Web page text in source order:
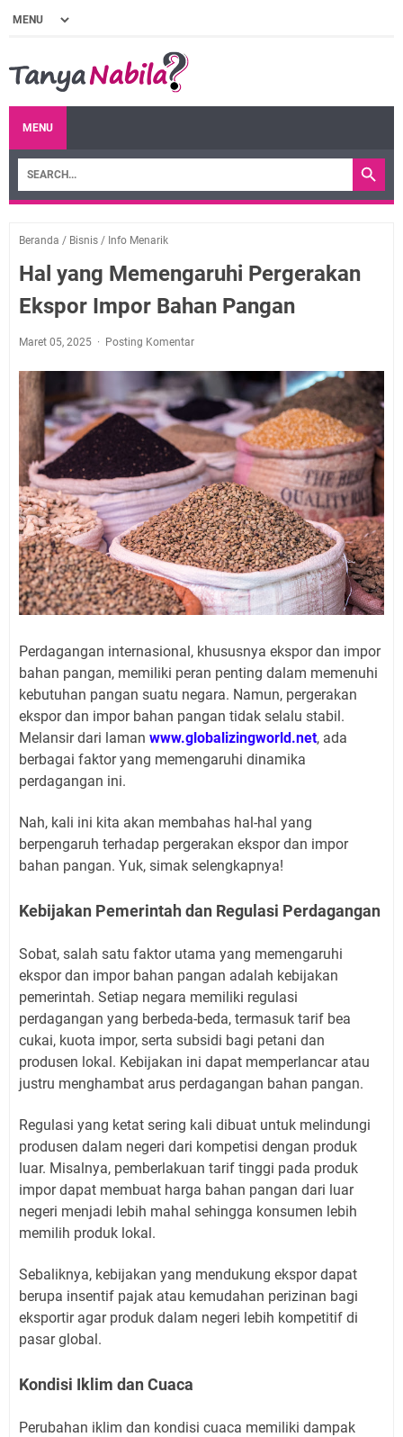
MENU
Beranda / Bisnis / Info Menarik
Hal yang Memengaruhi Pergerakan
Ekspor Impor Bahan Pangan
Maret 05, 2025 Posting Komentar
Perdagangan internasional, khususnya ekspor dan impor
bahan pangan, memiliki peran penting dalam memenuhi
kebutuhan pangan suatu negara. Namun, pergerakan
ekspor dan impor bahan pangan tidak selalu stabil.
Melansir dari laman www.globalizingworld.net, ada
berbagai faktor yang memengaruhi dinamika
perdagangan ini.
Nah, kali ini kita akan membahas hal-hal yang
berpengaruh terhadap pergerakan ekspor dan impor
bahan pangan. Yuk, simak selengkapnya!
Kebijakan Pemerintah dan Regulasi Perdagangan
Sobat, salah satu faktor utama yang memengaruhi
ekspor dan impor bahan pangan adalah kebijakan
pemerintah. Setiap negara memiliki regulasi
perdagangan yang berbeda-beda, termasuk tarif bea
cukai, kuota impor, serta subsidi bagi petani dan
produsen lokal. Kebijakan ini dapat memperlancar atau
justru menghambat arus perdagangan bahan pangan.
Regulasi yang ketat sering kali dibuat untuk melindungi
produsen dalam negeri dari kompetisi dengan produk
luar. Misalnya, pemberlakuan tarif tinggi pada produk
impor dapat membuat harga bahan pangan dari luar
negeri menjadi lebih mahal sehingga konsumen lebih
memilih produk lokal.
Sebaliknya, kebijakan yang mendukung ekspor dapat
berupa insentif pajak atau kemudahan perizinan bagi
eksportir agar produk dalam negeri lebih kompetitif di
pasar global.
Kondisi Iklim dan Cuaca
Perubahan iklim dan kondisi cuaca memiliki dampak